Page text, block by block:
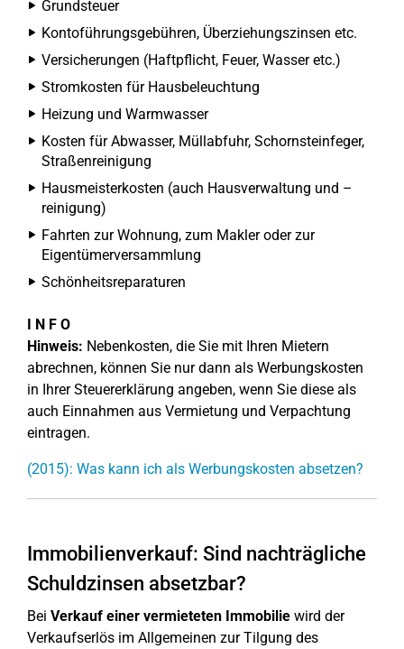
Grundsteuer
Kontoführungsgebühren, Überziehungszinsen etc.
Versicherungen (Haftpflicht, Feuer, Wasser etc.)
Stromkosten für Hausbeleuchtung
Heizung und Warmwasser
Kosten für Abwasser, Müllabfuhr, Schornsteinfeger,
Straßenreinigung
Hausmeisterkosten (auch Hausverwaltung und –
reinigung)
Fahrten zur Wohnung, zum Makler oder zur
Eigentümerversammlung
Schönheitsreparaturen
I N F O
Hinweis: Nebenkosten, die Sie mit Ihren Mietern
abrechnen, können Sie nur dann als Werbungskosten
in Ihrer Steuererklärung angeben, wenn Sie diese als
auch Einnahmen aus Vermietung und Verpachtung
eintragen.
(2015): Was kann ich als Werbungskosten absetzen?
Immobilienverkauf: Sind nachträgliche
Schuldzinsen absetzbar?
Bei Verkauf einer vermieteten Immobilie wird der
Verkaufserlös im Allgemeinen zur Tilgung des